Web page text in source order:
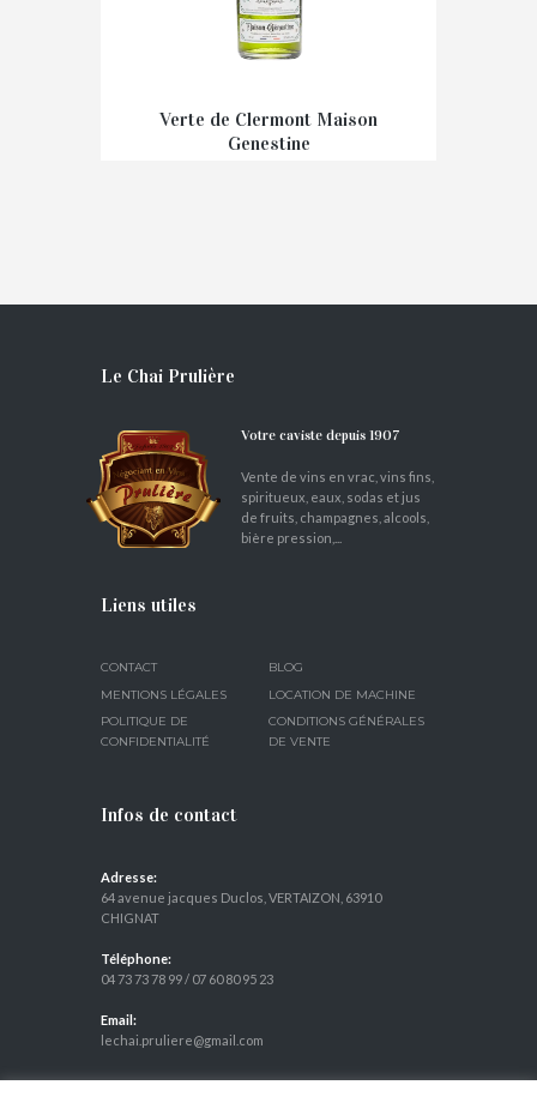
Verte de Clermont Maison
Genestine
Le Chai Prulière
Votre caviste depuis 1907
Vente de vins en vrac, vins fins,
spiritueux, eaux, sodas et jus
de fruits, champagnes, alcools,
bière pression,...
Liens utiles
CONTACT
BLOG
MENTIONS LÉGALES
LOCATION DE MACHINE
POLITIQUE DE
CONFIDENTIALITÉ
CONDITIONS GÉNÉRALES
DE VENTE
Infos de contact
Adresse:
64 avenue jacques Duclos, VERTAIZON, 63910
CHIGNAT
Téléphone:
04 73 73 78 99/ 07 60 80 95 23
Email:
lechai.pruliere@gmail.com